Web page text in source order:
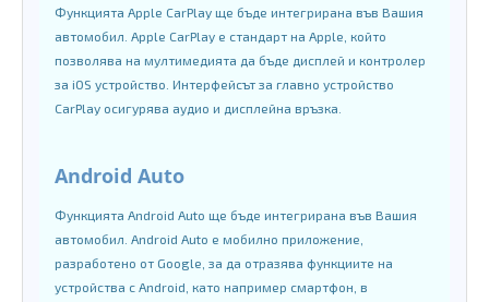
Функцията Apple CarPlay ще бъде интегрирана във Вашия
автомобил. Apple CarPlay е стандарт на Apple, който
позволява на мултимедията да бъде дисплей и контролер
за iOS устройство. Интерфейсът за главно устройство
CarPlay осигурява аудио и дисплейна връзка.
Android Auto
Функцията Android Auto ще бъде интегрирана във Вашия
автомобил. Android Auto е мобилно приложение,
разработено от Google, за да отразява функциите на
устройства с Android, като например смартфон, в